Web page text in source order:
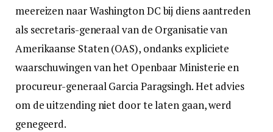
meereizen naar Washington DC bij diens aantreden
als secretaris-generaal van de Organisatie van
Amerikaanse Staten (OAS), ondanks expliciete
waarschuwingen van het Openbaar Ministerie en
procureur-generaal Garcia Paragsingh. Het advies
om de uitzending niet door te laten gaan, werd
genegeerd.